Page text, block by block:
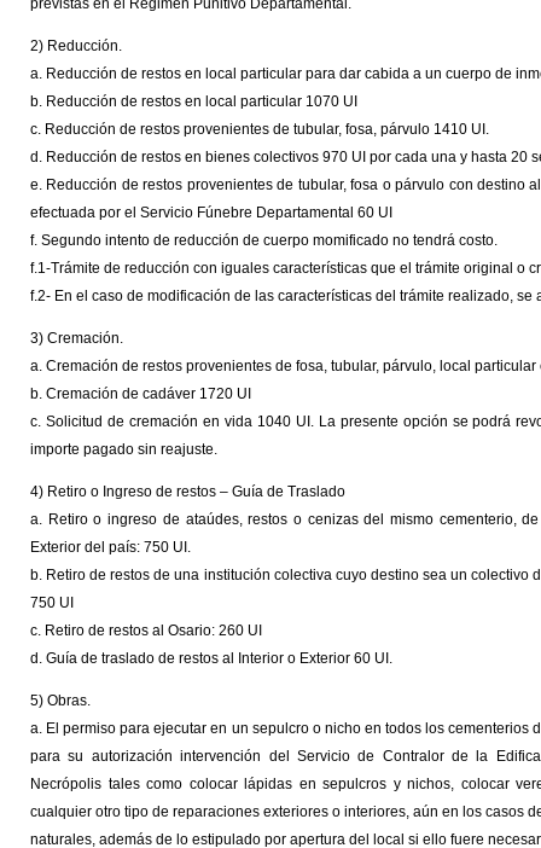
previstas en el Régimen Punitivo Departamental.
2) Reducción.
a. Reducción de restos en local particular para dar cabida a un cuerpo de
b. Reducción de restos en local particular 1070 UI
c. Reducción de restos provenientes de tubular, fosa, párvulo 1410 UI.
d. Reducción de restos en bienes colectivos 970 UI por cada una y hasta 20
e. Reducción de restos provenientes de tubular, fosa o párvulo con destino
efectuada por el Servicio Fúnebre Departamental 60 UI
f. Segundo intento de reducción de cuerpo momificado no tendrá costo.
f.1-Trámite de reducción con iguales características que el trámite original o
f.2- En el caso de modificación de las características del trámite realizado, se
3) Cremación.
a. Cremación de restos provenientes de fosa, tubular, párvulo, local
b. Cremación de cadáver 1720 UI
c. Solicitud de cremación en vida 1040 UI. La presente opción se podrá
importe pagado sin reajuste.
4) Retiro o Ingreso de restos – Guía de Traslado
a. Retiro o ingreso de ataúdes, restos o cenizas del mismo cementerio,
Exterior del país: 750 UI.
b. Retiro de restos de una institución colectiva cuyo destino sea un
750 UI
c. Retiro de restos al Osario: 260 UI
d. Guía de traslado de restos al Interior o Exterior 60 UI.
5) Obras.
a. El permiso para ejecutar en un sepulcro o nicho en todos los
para su autorización intervención del Servicio de Contralor de la
Necrópolis tales como colocar lápidas en sepulcros y nichos, colocar
cualquier otro tipo de reparaciones exteriores o interiores, aún en los casos
naturales, además de lo estipulado por apertura del local si ello fuere